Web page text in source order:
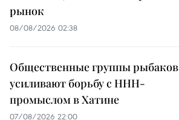
рынок
08/08/2026 02:38
Общественные группы рыбаков
усиливают борьбу с ННН-
промыслом в Хатине
07/08/2026 22:00